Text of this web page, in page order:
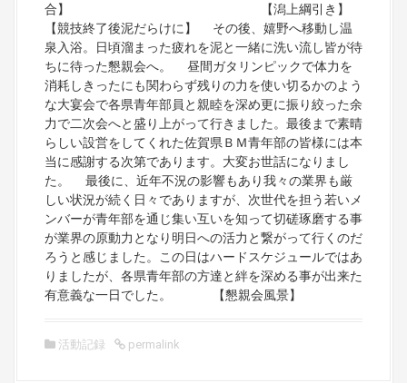
合】 【潟上綱引き】
【競技終了後泥だらけに】 その後、嬉野へ移動し温
泉入浴。日頃溜まった疲れを泥と一緒に洗い流し皆が待
ちに待った懇親会へ。 昼間ガタリンピックで体力を
消耗しきったにも関わらず残りの力を使い切るかのよう
な大宴会で各県青年部員と親睦を深め更に振り絞った余
力で二次会へと盛り上がって行きました。最後まで素晴
らしい設営をしてくれた佐賀県ＢＭ青年部の皆様には本
当に感謝する次第であります。大変お世話になりまし
た。 最後に、近年不況の影響もあり我々の業界も厳
しい状況が続く日々でありますが、次世代を担う若いメ
ンバーが青年部を通じ集い互いを知って切磋琢磨する事
が業界の原動力となり明日への活力と繋がって行くのだ
ろうと感じました。この日はハードスケジュールではあ
りましたが、各県青年部の方達と絆を深める事が出来た
有意義な一日でした。 【懇親会風景】
活動記録 permalink